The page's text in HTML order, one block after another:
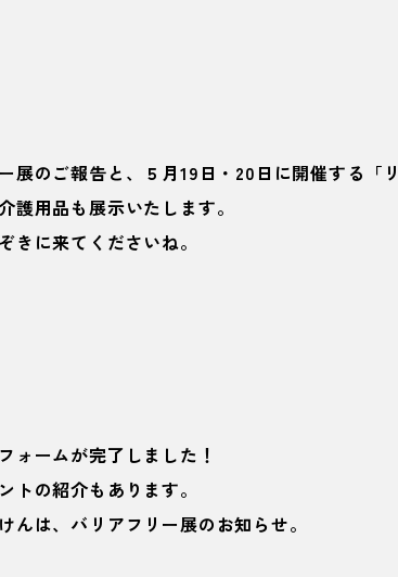
展のご報告と、５月19日・20日に開催する「
護用品も展示いたします。
きに来てくださいね。
ォームが完了しました！
トの紹介もあります。
んは、バリアフリー展のお知らせ。